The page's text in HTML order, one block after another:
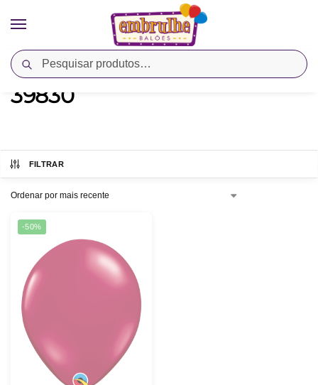
Pesquisar
Início Produtos marcados com a tag “39830”
39830
FILTRAR
-50%